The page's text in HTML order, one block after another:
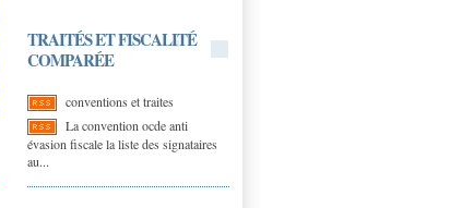
TRAITÉS ET FISCALITÉ
COMPARÉE
conventions et traites
La convention ocde anti
évasion fiscale la liste des signataires
au...